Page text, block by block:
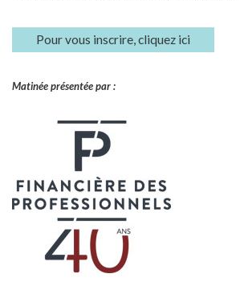
Pour vous inscrire, cliquez ici
Matinée présentée par :